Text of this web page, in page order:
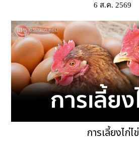
6 ส.ค. 2569
การเลี้ยงไก่ไข่